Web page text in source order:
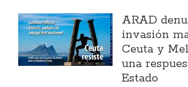
ARAD
invasión
Ceuta y
una
Estado